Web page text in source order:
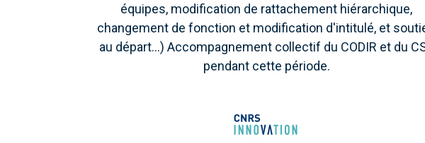
équipes, modification de rattachement hiérarchique,
changement de fonction et modification d'intitulé, et
au départ...) Accompagnement collectif du CODIR et du
pendant cette période.